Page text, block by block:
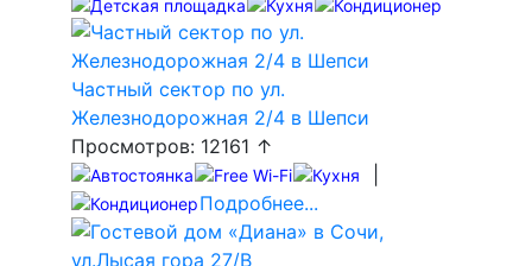
Частный сектор по ул.
Железнодорожная 2/4 в Шепси
Просмотров: 12161 ↑
Подробнее...